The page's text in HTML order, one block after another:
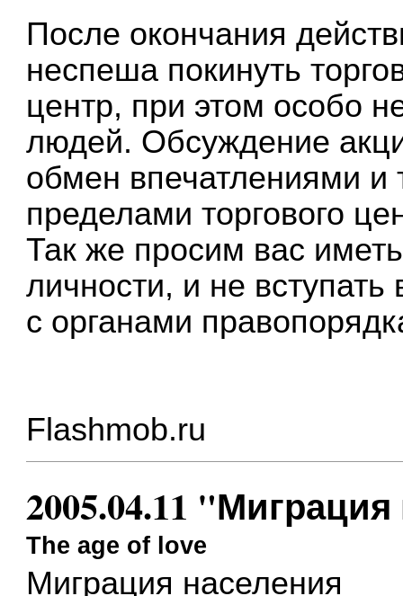
После окончания
неспеша покинуть
центр, при этом особо
людей. Обсуждение
обмен впечатлениями и
пределами торгового
Так же просим вас
личности, и не
с органами
Flashmob.ru
2005.04.11
The age of love
Миграция населения